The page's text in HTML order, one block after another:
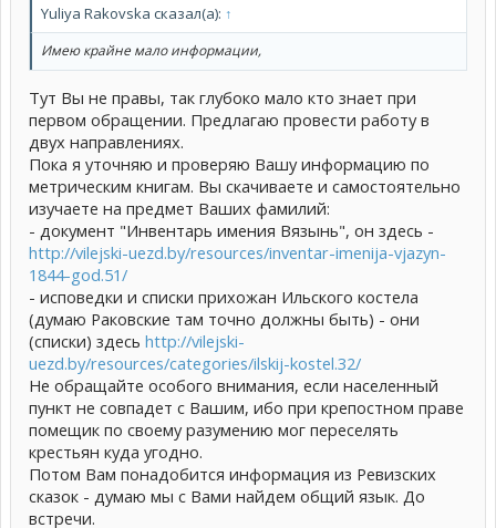
Yuliya Rakovska сказал(а): ↑
Имею крайне мало информации,
Тут Вы не правы, так глубоко мало кто знает при
первом обращении. Предлагаю провести работу в
двух направлениях.
Пока я уточняю и проверяю Вашу информацию по
метрическим книгам. Вы скачиваете и самостоятельно
изучаете на предмет Ваших фамилий:
- документ "Инвентарь имения Вязынь", он здесь -
http://vilejski-uezd.by/resources/inventar-imenija-vjazyn-
1844-god.51/
- исповедки и списки прихожан Ильского костела
(думаю Раковские там точно должны быть) - они
(списки) здесь http://vilejski-
uezd.by/resources/categories/ilskij-kostel.32/
Не обращайте особого внимания, если населенный
пункт не совпадет с Вашим, ибо при крепостном праве
помещик по своему разумению мог переселять
крестьян куда угодно.
Потом Вам понадобится информация из Ревизских
сказок - думаю мы с Вами найдем общий язык. До
встречи.